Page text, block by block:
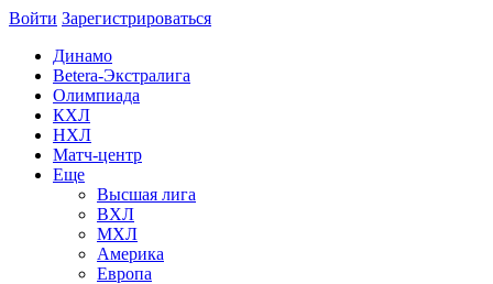
Войти Зарегиcтрироваться
Динамо
Betera-Экстралига
Олимпиада
КХЛ
НХЛ
Матч-центр
Еще
Высшая лига
ВХЛ
МХЛ
Америка
Европа